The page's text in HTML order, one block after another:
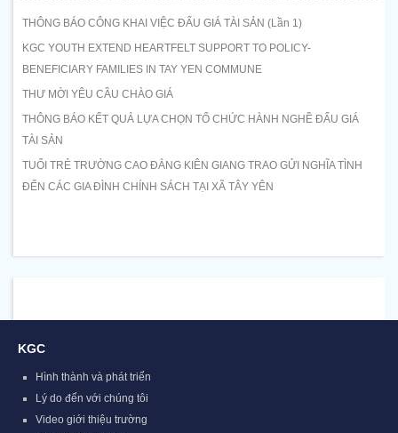
THÔNG BÁO CÔNG KHAI VIỆC ĐẤU GIÁ TÀI SẢN (Lần 1)
KGC YOUTH EXTEND HEARTFELT SUPPORT TO POLICY-
BENEFICIARY FAMILIES IN TAY YEN COMMUNE
THƯ MỜI YÊU CẦU CHÀO GIÁ
THÔNG BÁO KẾT QUẢ LỰA CHỌN TỔ CHỨC HÀNH NGHỀ ĐẤU GIÁ
TÀI SẢN
TUỔI TRẺ TRƯỜNG CAO ĐẲNG KIÊN GIANG TRAO GỬI NGHĨA TÌNH
ĐẾN CÁC GIA ĐÌNH CHÍNH SÁCH TẠI XÃ TÂY YÊN
KGC
Hình thành và phát triển
Lý do đến với chúng tôi
Video giới thiệu trường